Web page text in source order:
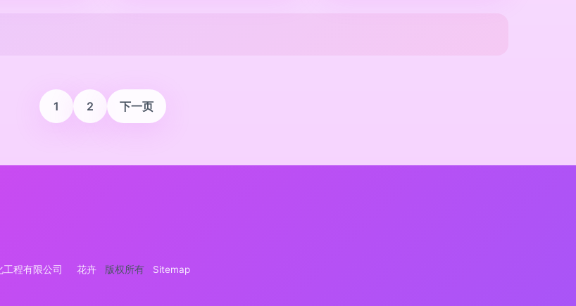
1 2 下一页
程有限公司 花卉 版权所有 Sitemap